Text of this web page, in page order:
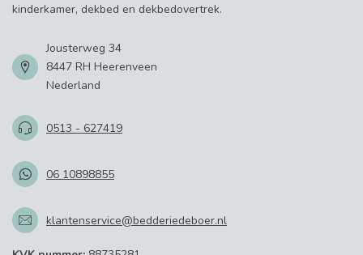
kinderkamer, dekbed en dekbedovertrek.
Jousterweg 34
8447 RH Heerenveen
Nederland
0513 - 627419
06 10898855
klantenservice@bedderiedeboer.nl